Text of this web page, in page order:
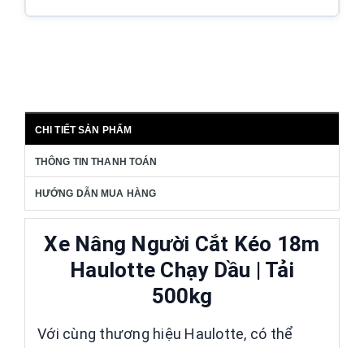
CHI TIẾT SẢN PHẨM
THÔNG TIN THANH TOÁN
HƯỚNG DẪN MUA HÀNG
Xe Nâng Người Cắt Kéo 18m
Haulotte Chạy Dầu | Tải
500kg
Với cùng thương hiệu Haulotte, có thể